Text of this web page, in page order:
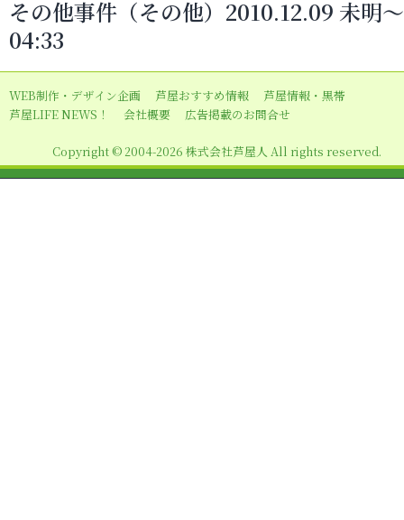
ゲ
ー
シ
ョ
その他事件（その他）2010.12.09 未明～
04:33
WEB制作・デザイン企画 芦屋おすすめ情報
芦屋情報・黒帯
芦屋LIFE NEWS！
会社概要 広告掲載のお問合せ
Copyright © 2004-2026 株式会社芦屋人 All rights reserved.